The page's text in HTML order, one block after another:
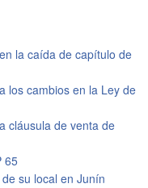
la caída de capítulo de
los cambios en la Ley de
cláusula de venta de
65
su local en Junín